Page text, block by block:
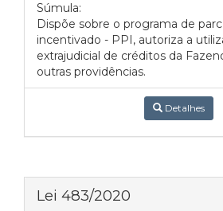
Súmula:
Dispõe sobre o programa de
incentivado - PPI, autoriza a
extrajudicial de créditos da
outras providências.
Detalhes
Lei 483/2020